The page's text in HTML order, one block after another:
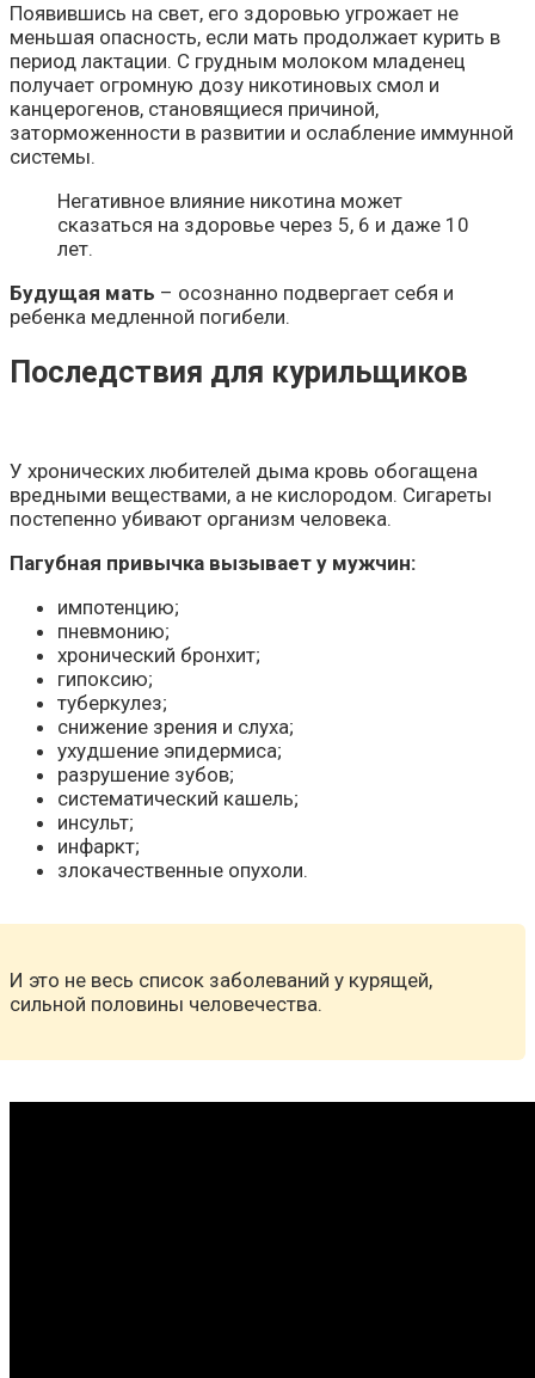
Появившись на свет, его здоровью угрожает не
меньшая опасность, если мать продолжает курить в
период лактации. С грудным молоком младенец
получает огромную дозу никотиновых смол и
канцерогенов, становящиеся причиной,
заторможенности в развитии и ослабление иммунной
системы.
Негативное влияние никотина может
сказаться на здоровье через 5, 6 и даже 10
лет.
Будущая мать – осознанно подвергает себя и
ребенка медленной погибели.
Последствия для курильщиков
У хронических любителей дыма кровь обогащена
вредными веществами, а не кислородом. Сигареты
постепенно убивают организм человека.
Пагубная привычка вызывает у мужчин:
импотенцию;
пневмонию;
хронический бронхит;
гипоксию;
туберкулез;
снижение зрения и слуха;
ухудшение эпидермиса;
разрушение зубов;
систематический кашель;
инсульт;
инфаркт;
злокачественные опухоли.
И это не весь список заболеваний у курящей,
сильной половины человечества.